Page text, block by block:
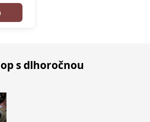
s dlhoročnou